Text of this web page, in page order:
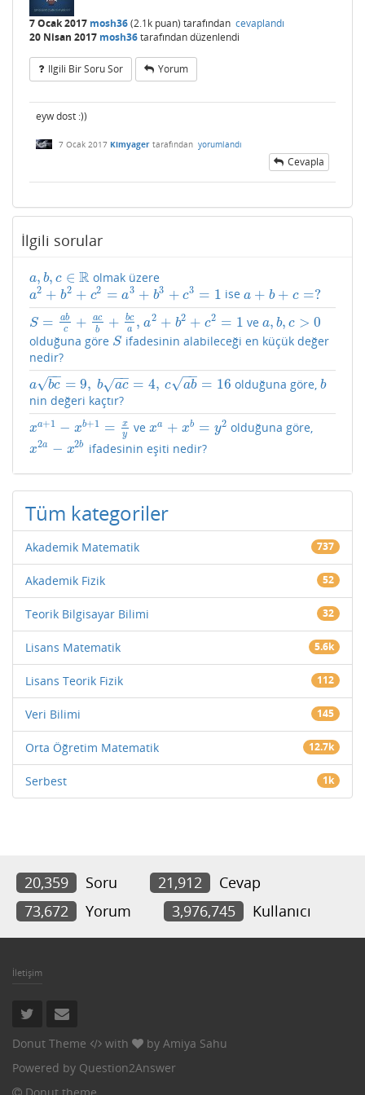
7 Ocak 2017 mosh36(2.1k puan) tarafından cevaplandı
20 Nisan 2017 mosh36tarafındandüzenlendi
Ilgili Bir Soru Sor Yorum
eyw dost :))
7 Ocak 2017 Kimyager tarafından yorumlandı
Cevapla
İlgili sorular
a, b, c ∈ R
a,b,c ∈ R olmak üzere
a2 + b2 + c2 = a3 + b3 + c3 = 1
a2 +b 2+c 2= a3 b3 +c3=1 isea + b + c =?
a+b+c =?
S = ab
c
+ ac
b
+ bc
a ,
S= ab c+a cb +bc a, a2 + b2 + c2 = 1
a2 +b2+c 2= 1 ve a, b, c > 0
a,b,c >0
olduğuna göre S
S ifadesinin alabileceği en küçük değer
nedir?
a bc
−
−
√ = 9, b ac
−−
√ = 4, c ab
−−
√ = 16
abc=9 bac= 4, cab= 16 olduğuna göre,b
b
nin değeri kaçtır?
xa+1 − xb+1 =
x
y
xa+1−xb +1=x vexa + xb = y2
xa+xb =y2 olduğuna göre,
x2a − x2b
x2a −x2 b ifadesinin eşiti nedir?
Tüm kategoriler
Akademik Matematik 737
Akademik Fizik 52
Teorik Bilgisayar Bilimi 32
Lisans Matematik 5.6k
Lisans Teorik Fizik 112
Veri Bilimi 145
Orta Öğretim Matematik 12.7k
Serbest 1k
20,359 Soru 21,912
Cevap
73,672
Yorum 3,976,745 Kullanıcı
İletişim
Donut Theme with by Amiya Sahu
Powered by Question2Answer
Donut theme